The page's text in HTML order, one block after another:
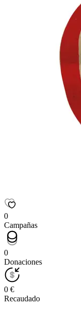
0
Campañas
0
Donaciones
0 €
Recaudado